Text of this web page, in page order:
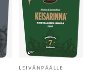
LEIVÄNPÄÄLLE